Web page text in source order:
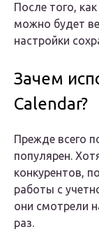
После того,
можно будет
настройки
Зачем
Calendar?
Прежде всего
популярен.
конкурентов,
работы с
они смотрели
раз.